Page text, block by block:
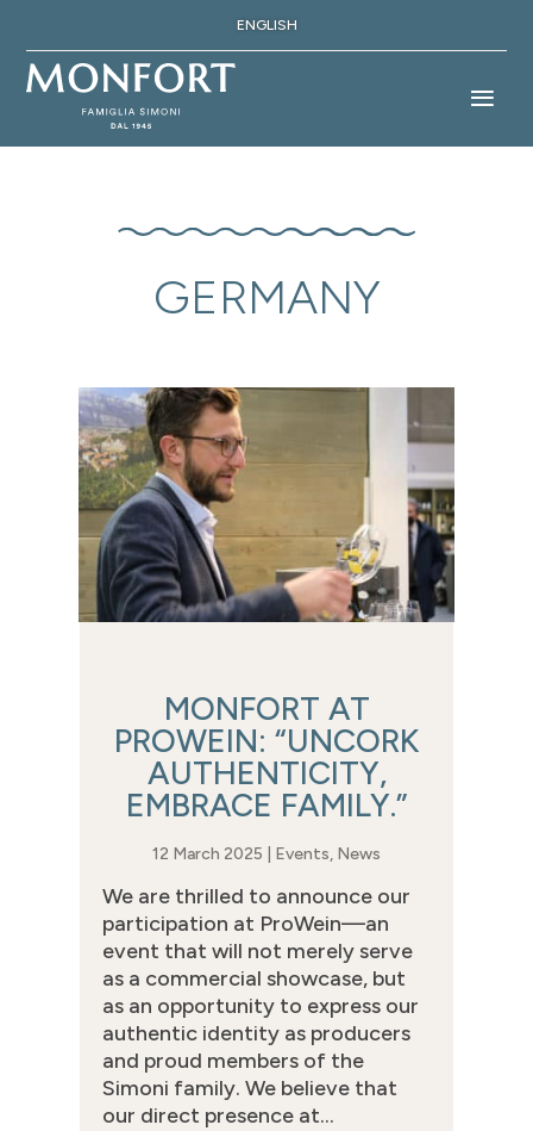
ENGLISH
GERMANY
MONFORT AT
PROWEIN: “UNCORK
AUTHENTICITY,
EMBRACE FAMILY.”
12 March 2025 Events, News
We are thrilled to announce our
participation at ProWein—an
event that will not merely serve
as a commercial showcase, but
as an opportunity to express our
authentic identity as producers
and proud members of the
Simoni family. We believe that
our direct presence at...